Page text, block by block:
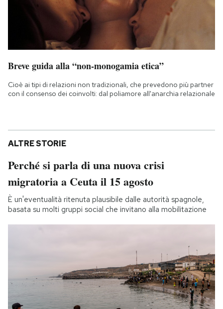
Breve guida alla “non-monogamia etica”
Cioè ai tipi di relazioni non tradizionali, che prevedono più partner
con il consenso dei coinvolti: dal poliamore all'anarchia relazionale
ALTRE STORIE
Perché si parla di una nuova crisi
migratoria a Ceuta il 15 agosto
È un'eventualità ritenuta plausibile dalle autorità spagnole,
basata su molti gruppi social che invitano alla mobilitazione